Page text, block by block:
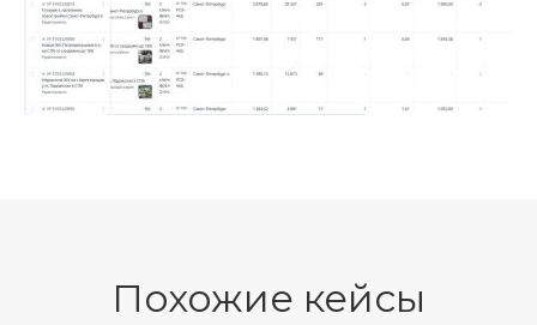
Похожие кейсы